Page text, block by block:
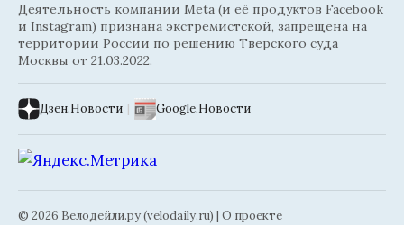
Деятельность компании Meta (и её продуктов Facebook
и Instagram) признана экстремистской, запрещена на
территории России по решению Тверского суда
Москвы от 21.03.2022.
Дзен.Новости Google.Новости
© 2026 Велодейли.ру (velodaily.ru) | О проекте